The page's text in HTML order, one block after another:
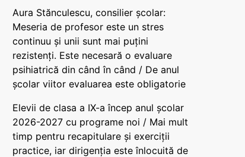
Aura Stănculescu, consilier școlar:
Meseria de profesor este un stres
continuu și unii sunt mai puțini
rezistenți. Este necesară o evaluare
psihiatrică din când în când / De anul
școlar viitor evaluarea este obligatorie
Elevii de clasa a IX-a încep anul școlar
2026-2027 cu programe noi / Mai mult
timp pentru recapitulare și exerciții
practice, iar dirigenția este înlocuită de